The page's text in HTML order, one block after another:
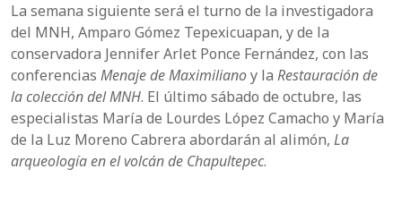
La semana siguiente será el turno de la investigadora
del MNH, Amparo Gómez Tepexicuapan, y de la
conservadora Jennifer Arlet Ponce Fernández, con las
conferencias Menaje de Maximilianoy la Restauración de
la colección del MNH. El último sábado de octubre, las
especialistas María de Lourdes López Camacho y María
de la Luz Moreno Cabrera abordarán al alimón, La
arqueología en el volcán de Chapultepec.